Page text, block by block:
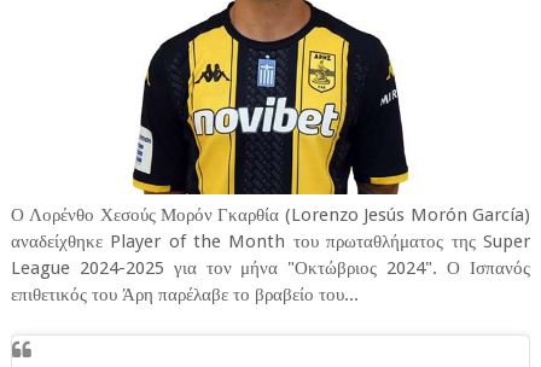
Ο Λορένθο Χεσούς Μορόν Γκαρθία (Lorenzo Jesús Morón García)
αναδείχθηκε Player of the Month του πρωταθλήματος της Super
League 2024-2025 για τον μήνα "Οκτώβριος 2024". Ο Ισπανός
επιθετικός του Άρη παρέλαβε το βραβείο του...